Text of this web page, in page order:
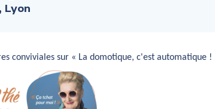
Lyon
conviviales sur « La domotique, c'est automatique